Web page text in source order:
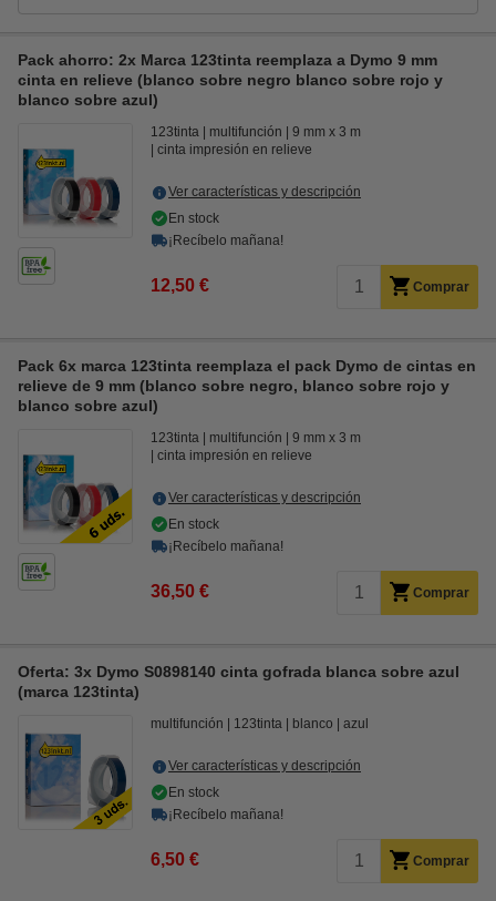
Pack ahorro: 2x Marca 123tinta reemplaza a Dymo 9 mm
cinta en relieve (blanco sobre negro blanco sobre rojo y
blanco sobre azul)
123tinta multifunción
9 mm x 3 m
cinta impresión en relieve
Ver características y descripción
En stock
¡Recíbelo mañana!
12,50 € Comprar
Pack 6x marca 123tinta reemplaza el pack Dymo de cintas en
relieve de 9 mm (blanco sobre negro, blanco sobre rojo y
blanco sobre azul)
123tinta multifunción
9 mm x 3 m
cinta impresión en relieve
Ver características y descripción
En stock
¡Recíbelo mañana!
36,50 € Comprar
Oferta: 3x Dymo S0898140 cinta gofrada blanca sobre azul
(marca 123tinta)
multifunción 123tinta blanco azul
Ver características y descripción
En stock
¡Recíbelo mañana!
6,50 € Comprar